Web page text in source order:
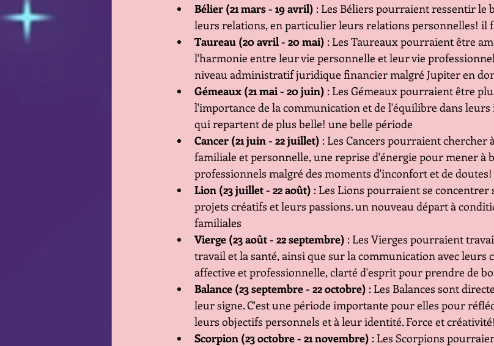
Bélier (21 mars - 19 avril) : Les Béliers pourraient ressentir le
leurs relations, en particulier leurs relations personnelles! il
Taureau (20 avril - 20 mai) : Les Taureaux pourraient être
l'harmonie entre leur vie personnelle et leur vie
niveau administratif juridique financier malgré Jupiter en
Gémeaux (21 mai - 20 juin) : Les Gémeaux pourraient être
l'importance de la communication et de l'équilibre dans
qui repartent de plus belle! une belle période
Cancer (21 juin - 22 juillet) : Les Cancers pourraient chercher
familiale et personnelle, une reprise d'énergie pour mener à
professionnels malgré des moments d'inconfort et de doutes!
Lion (23 juillet - 22 août) : Les Lions pourraient se
projets créatifs et leurs passions. un nouveau départ à
familiales
Vierge (23 août - 22 septembre) : Les Vierges pourraient
travail et la santé, ainsi que sur la communication avec leurs
affective et professionnelle, clarté d'esprit pour prendre de
Balance (23 septembre - 22 octobre) : Les Balances sont
leur signe. C'est une période importante pour elles pour
leurs objectifs personnels et à leur identité. Force et créativité!
Scorpion (23 octobre - 21 novembre) : Les Scorpions